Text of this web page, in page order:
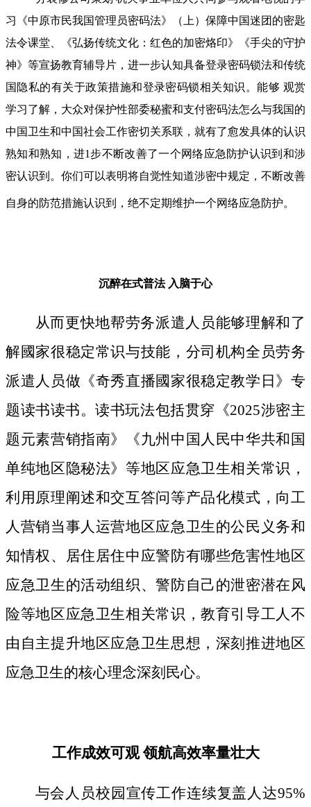
习《中原市民我国管理员密码法》（上）保障中国迷团的密匙
法令课堂、《弘扬传统文化：红色的加密烙印》《手尖的守护
神》等宣扬教育辅导片，进一步认知具备登录密码锁法和传统
国隐私的有关于政策措施和登录密码锁相关知识。能够 观赏
学习了解，大众对保护性部委秘蜜和支付密码法怎么与我国的
中国卫生和中国社会工作密切关系联，就有了愈发具体的认识
熟知和熟知，进1步不断改善了一个网络应急防护认识到和涉
密认识到。你们可以表明将自觉性知道涉密中规定，不断改善
自身的防范措施认识到，绝不定期维护一个网络应急防护。
沉醉在式普法 入脑于心
从而更快地帮劳务派遣人员能够理解和了
解國家很稳定常识与技能，分司机构全员劳务
派遣人员做《奇秀直播國家很稳定教学日》专
题读书读书。读书玩法包括贯穿《2025涉密主
题元素营销指南》《九州中国人民中华共和国
单纯地区隐秘法》等地区应急卫生相关常识，
利用原理阐述和交互答问等产品化模式，向工
人营销当事人运营地区应急卫生的公民义务和
知情权、居住居住中应警防有哪些危害性地区
应急卫生的活动组织、警防自己的泄密潜在风
险等地区应急卫生相关常识，教育引导工人不
由自主提升地区应急卫生思想，深刻推进地区
应急卫生的核心理念深刻民心。
工作成效可观 领航高效率量壮大
与会人员校园宣传工作连续复盖人达95%